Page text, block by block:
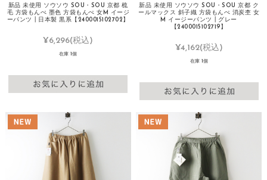
新品 未使用 ソウソウ SOU・SOU 京都 梳
毛 方袋もんぺ 墨色 方袋もんぺ 女M イージ
ーパンツ┃日本製 黒系【2400015102702】
¥6,296(税込)
在庫 1個
新品 未使用 ソウソウ SOU・SOU 京都 ク
ールマックス 斜子織 方袋もんぺ 消炭杢 女
M イージーパンツ┃グレー
【2400015102719】
¥4,162(税込)
在庫 1個